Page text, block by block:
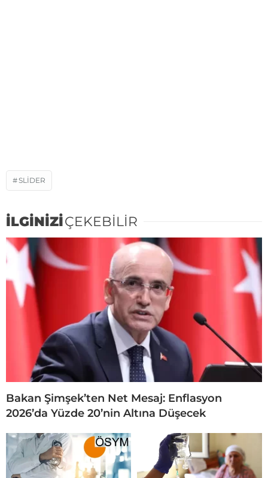
SLIDER
İLGİNİZİÇEKEBİLİR
Bakan Şimşek’ten Net Mesaj: Enflasyon
2026’da Yüzde 20’nin Altına Düşecek